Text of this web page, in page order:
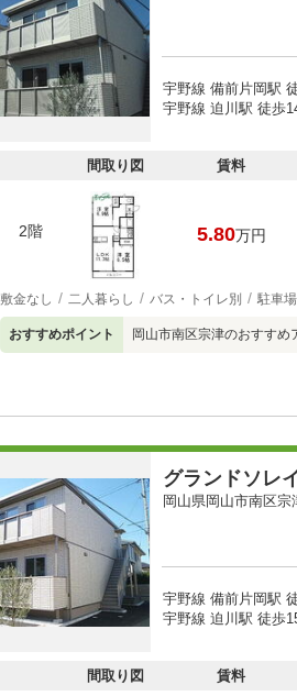
宇野線 備前片岡駅
宇野線 迫川駅 徒歩
間取り図 賃料
2階 5.80万円
敷金なし 二人暮らし バス・トイレ別 駐車
おすすめポイント 岡山市南区宗津のおすすめ
グランドソレ
岡山県岡山市南区宗
宇野線 備前片岡駅
宇野線 迫川駅 徒歩
間取り図 賃料